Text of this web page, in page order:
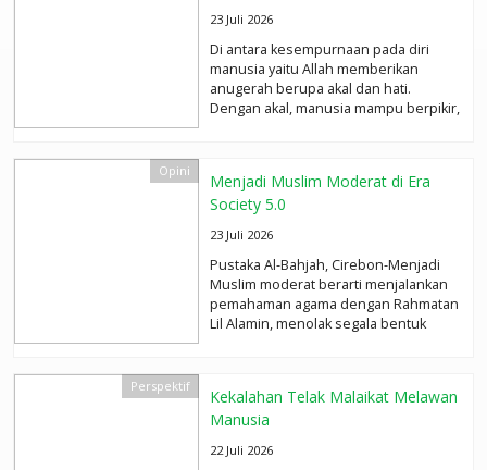
23 Juli 2026
Di antara kesempurnaan pada diri
manusia yaitu Allah memberikan
anugerah berupa akal dan hati.
Dengan akal, manusia mampu berpikir,
Opini
Menjadi Muslim Moderat di Era
Society 5.0
23 Juli 2026
Pustaka Al-Bahjah, Cirebon-Menjadi
Muslim moderat berarti menjalankan
pemahaman agama dengan Rahmatan
Lil Alamin, menolak segala bentuk
Perspektif
Kekalahan Telak Malaikat Melawan
Manusia
22 Juli 2026